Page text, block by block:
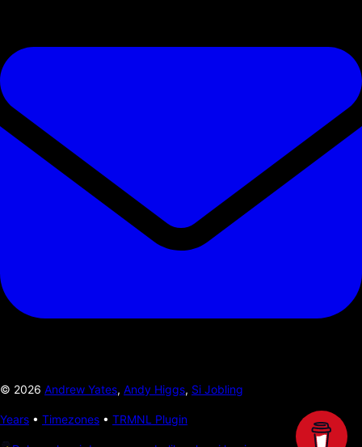
© 2026 Andrew Yates, Andy Higgs, Si Jobling
Years • Timezones • TRMNL Plugin